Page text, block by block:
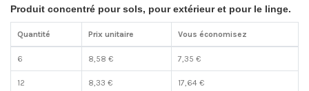
Produit concentré pour sols, pour extérieur et pour le linge.
Quantité Prix unitaire Vous économisez
6 8,58 € 7,35 €
12 8,33 € 17,64 €